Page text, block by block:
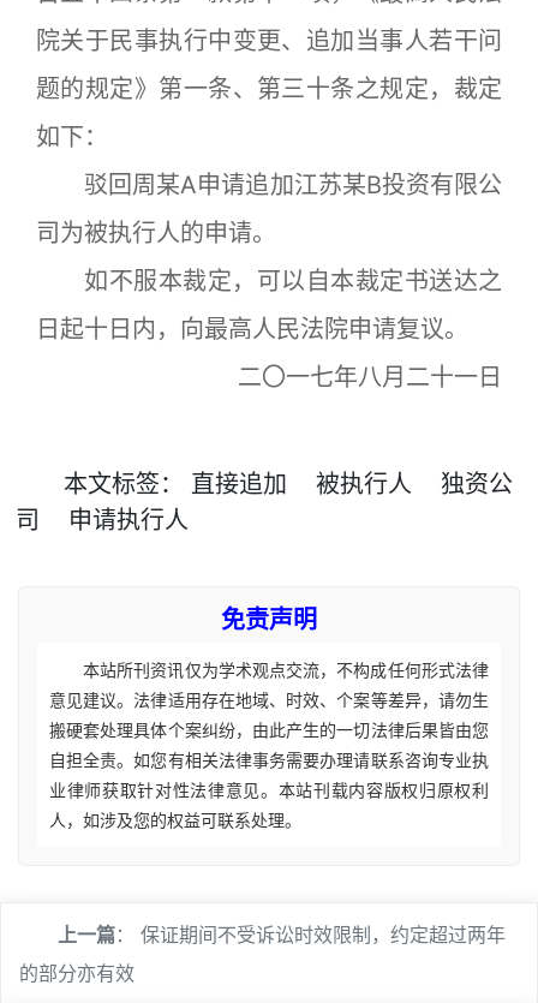
院关于民事执行中变更、追加当事人若干问
题的规定》第一条、第三十条之规定，裁定
如下：
驳回周某A申请追加江苏某B投资有限公
司为被执行人的申请。
如不服本裁定，可以自本裁定书送达之
日起十日内，向最高人民法院申请复议。
二〇一七年八月二十一日
本文标签： 直接追加 被执行人
独资公
司
申请执行人
免责声明
本站所刊资讯仅为学术观点交流，不构成任何形式法律
意见建议。法律适用存在地域、时效、个案等差异，请勿生
搬硬套处理具体个案纠纷，由此产生的一切法律后果皆由您
自担全责。如您有相关法律事务需要办理请联系咨询专业执
业律师获取针对性法律意见。本站刊载内容版权归原权利
人，如涉及您的权益可联系处理。
上一篇： 保证期间不受诉讼时效限制，约定超过两年
的部分亦有效